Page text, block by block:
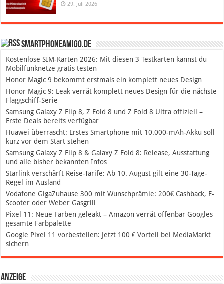
29. Juli 2026
SmartphoneAmigo.de
Kostenlose SIM-Karten 2026: Mit diesen 3 Testkarten kannst du
Mobilfunknetze gratis testen
Honor Magic 9 bekommt erstmals ein komplett neues Design
Honor Magic 9: Leak verrät komplett neues Design für die nächste
Flaggschiff-Serie
Samsung Galaxy Z Flip 8, Z Fold 8 und Z Fold 8 Ultra offiziell –
Erste Deals bereits verfügbar
Huawei überrascht: Erstes Smartphone mit 10.000-mAh-Akku soll
kurz vor dem Start stehen
Samsung Galaxy Z Flip 8 & Galaxy Z Fold 8: Release, Ausstattung
und alle bisher bekannten Infos
Starlink verschärft Reise-Tarife: Ab 10. August gilt eine 30-Tage-
Regel im Ausland
Vodafone GigaZuhause 300 mit Wunschprämie: 200€ Cashback, E-
Scooter oder Weber Gasgrill
Pixel 11: Neue Farben geleakt – Amazon verrät offenbar Googles
gesamte Farbpalette
Google Pixel 11 vorbestellen: Jetzt 100 € Vorteil bei MediaMarkt
sichern
Anzeige